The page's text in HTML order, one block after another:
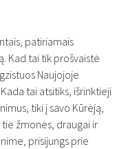
patiriamais
Kad tai tik prošvaistė
Naujojoje
tai atsitiks, išrinktieji
tiki į savo Kūrėją,
tie žmonės, draugai ir
prisijungs prie